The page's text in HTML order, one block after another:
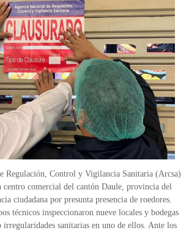
Regulación, Control y Vigilancia Sanitaria (Arcsa)
centro comercial del cantón Daule, provincia del
ciudadana por presunta presencia de roedores.
técnicos inspeccionaron nueve locales y bodegas
sanitarias en uno de ellos. Ante los